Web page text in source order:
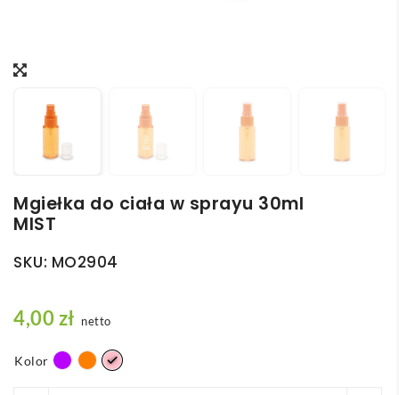
Mgiełka do ciała w sprayu 30ml
MIST
SKU: MO2904
4,00zł netto
Kolor